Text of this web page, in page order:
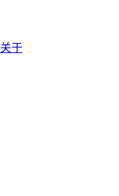
关于